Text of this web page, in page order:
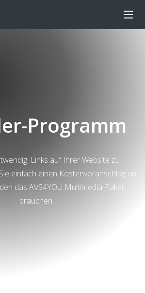
Programm
Links auf Ihrer Website zu
einfach einen Kostenvoranschlag an,
das AVS4YOU Multimedia-Paket
brauchen.